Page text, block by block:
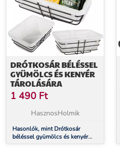
DRÓTKOSÁR BÉLÉSSEL
GYÜMÖLCS ÉS KENYÉR
TÁROLÁSÁRA
1 490 Ft
HasznosHolmik
Hasonlók, mint Drótkosár
béléssel gyümölcs és kenyér
tárolására